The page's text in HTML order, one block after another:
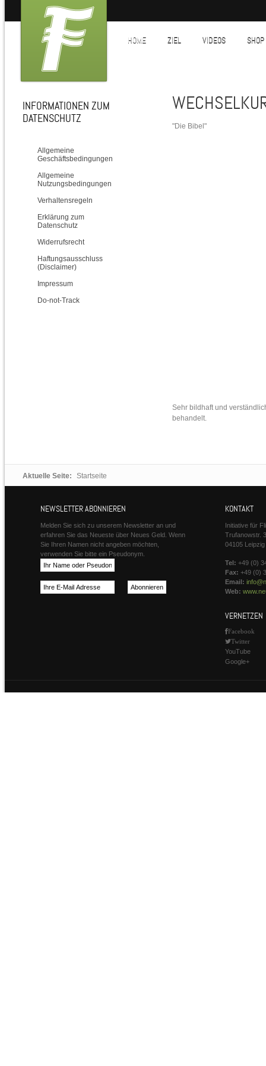
HOME ZIEL VIDEOS SHOP
"Die Bibel"
Sehr bildhaft und
behandelt.
INFORMATIONEN ZUM
DATENSCHUTZ
Allgemeine
Geschäftsbedingungen
Allgemeine
Nutzungsbedingungen
Verhaltensregeln
Erklärung zum
Datenschutz
Widerrufsrecht
Haftungsausschluss
(Disclaimer)
Impressum
Do-not-Track
Aktuelle Seite: Startseite
NEWSLETTER ABONNIEREN
Melden Sie sich zu unserem Newsletter an und
erfahren Sie das Neueste über Neues Geld. Wenn
Sie Ihren Namen nicht angeben möchten,
verwenden Sie bitte ein Pseudonym.
KONTAKT
Initiative für
Trufanowstr.
04105 Leipzig
Tel: +49 (0)
Fax: +49 (0)
Email:
Web:
VERNETZEN
Facebook
Twitter
YouTube
Google+